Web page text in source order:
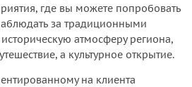
где вы можете попробовать
за традиционными
атмосферу региона,
а культурное открытие.
на клиента